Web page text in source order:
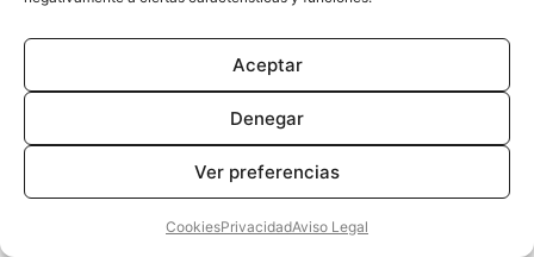
Aceptar
Denegar
Ver preferencias
CookiesPrivacidadAviso Legal